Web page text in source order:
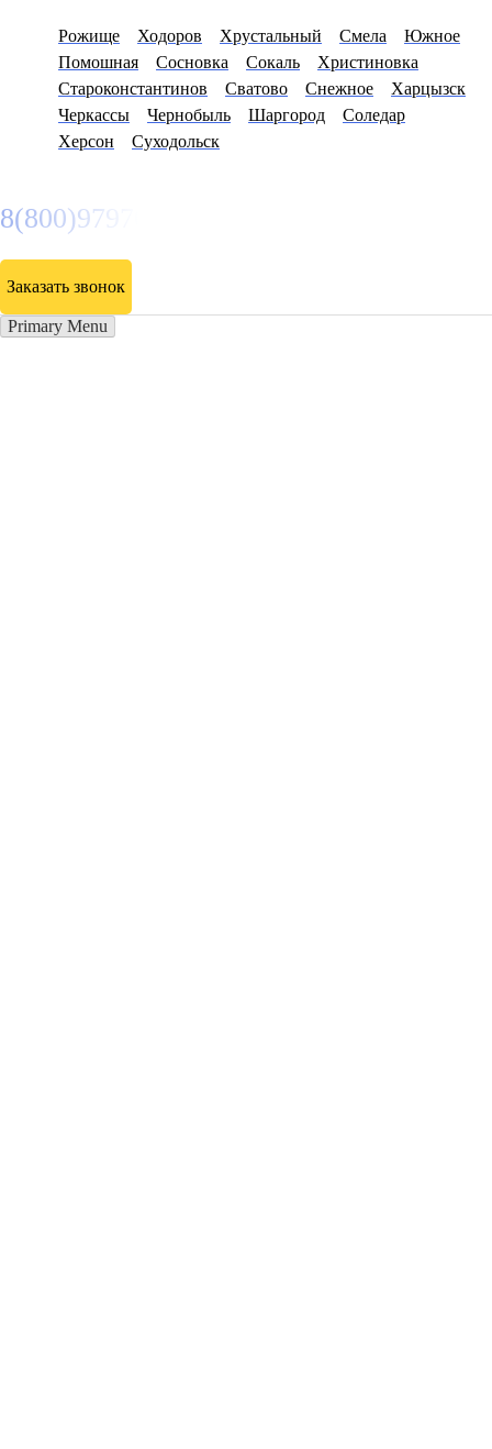
Рожище Ходоров Хрустальный Смела
Южное
Помошная
Сосновка Сокаль
Христиновка
Староконстантинов
Сватово Снежное
Харцызск
Черкассы
Чернобыль Шаргород
Соледар
Херсон
Суходольск
8(800)9797043
Заказать звонок
Primary Menu